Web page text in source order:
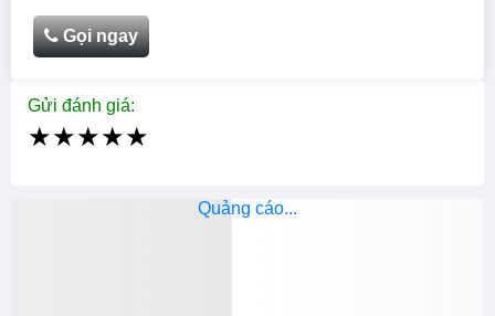
Gọi ngay
Gửi đánh giá:
★★★★★